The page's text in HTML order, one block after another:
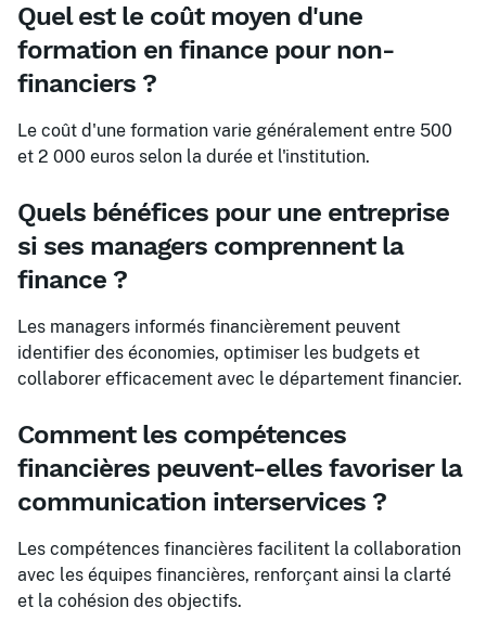
Quel est le coût moyen d'une
formation en finance pour non-
financiers ?
Le coût d'une formation varie généralement entre 500
et 2 000 euros selon la durée et l'institution.
Quels bénéfices pour une entreprise
si ses managers comprennent la
finance ?
Les managers informés financièrement peuvent
identifier des économies, optimiser les budgets et
collaborer efficacement avec le département financier.
Comment les compétences
financières peuvent-elles favoriser la
communication interservices ?
Les compétences financières facilitent la collaboration
avec les équipes financières, renforçant ainsi la clarté
et la cohésion des objectifs.